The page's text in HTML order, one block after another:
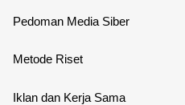
Pedoman Media Siber
Metode Riset
Iklan dan Kerja Sama